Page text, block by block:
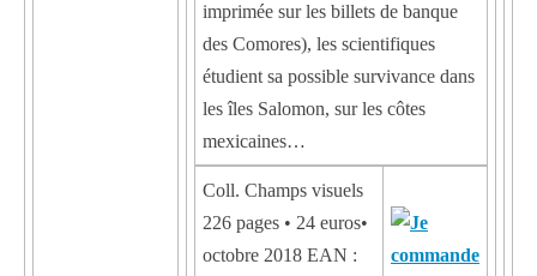
imprimée sur les billets de banque
des Comores), les scientifiques
étudient sa possible survivance dans
les îles Salomon, sur les côtes
mexicaines…
Coll. Champs visuels
226 pages • 24 euros•
octobre 2018 EAN :